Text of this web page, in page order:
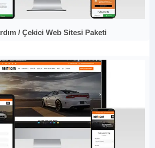
/ Çekici Web Sitesi Paketi